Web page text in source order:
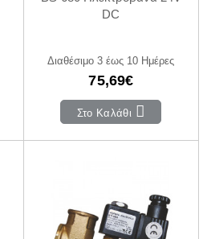
DC
Διαθέσιμο 3 έως 10 Ημέρες
75,69€
Στο Καλάθι